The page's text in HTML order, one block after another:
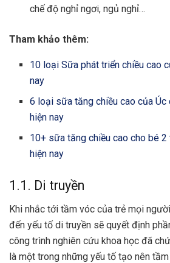
chế độ nghỉ ngơi, ngủ nghỉ…
Tham khảo thêm:
10 loại Sữa phát triển chiều cao
nay
6 loại sữa tăng chiều cao của Úc
hiện nay
10+ sữa tăng chiều cao cho bé
hiện nay
1.1. Di truyền
Khi nhắc tới tầm vóc của trẻ mọi
đến yếu tố di truyền sẽ quyết định
công trình nghiên cứu khoa học đã
là một trong những yếu tố tạo nên